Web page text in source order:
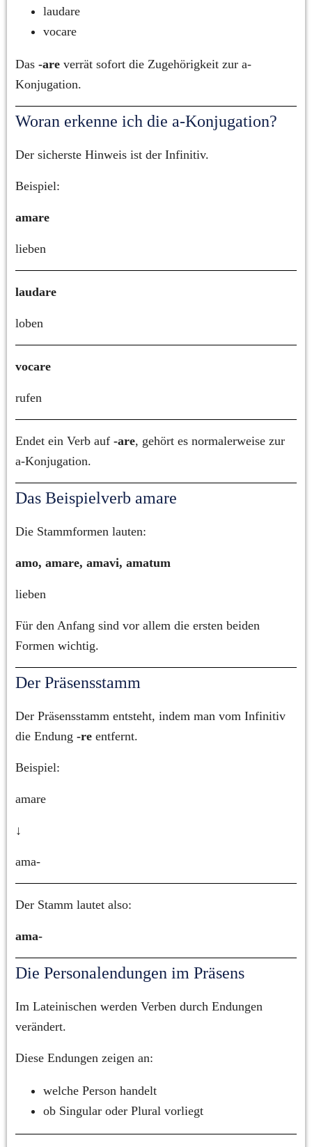
laudare
vocare
Das -are verrät sofort die Zugehörigkeit zur a-
Konjugation.
Woran erkenne ich die a-Konjugation?
Der sicherste Hinweis ist der Infinitiv.
Beispiel:
amare
lieben
laudare
loben
vocare
rufen
Endet ein Verb auf -are, gehört es normalerweise zur
a-Konjugation.
Das Beispielverb amare
Die Stammformen lauten:
amo, amare, amavi, amatum
lieben
Für den Anfang sind vor allem die ersten beiden
Formen wichtig.
Der Präsensstamm
Der Präsensstamm entsteht, indem man vom Infinitiv
die Endung -re entfernt.
Beispiel:
amare
↓
ama-
Der Stamm lautet also:
ama-
Die Personalendungen im Präsens
Im Lateinischen werden Verben durch Endungen
verändert.
Diese Endungen zeigen an:
welche Person handelt
ob Singular oder Plural vorliegt